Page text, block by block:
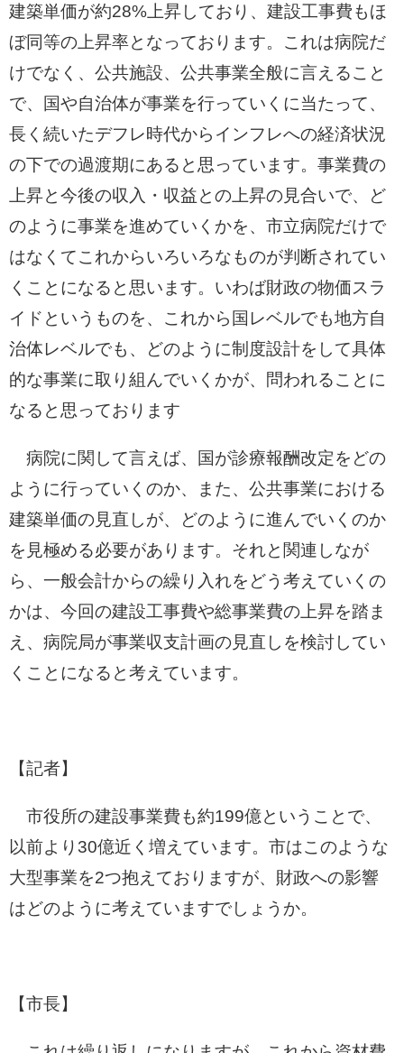
建築単価が約28%上昇しており、建設工事費もほ
ぼ同等の上昇率となっております。これは病院だ
けでなく、公共施設、公共事業全般に言えること
で、国や自治体が事業を行っていくに当たって、
長く続いたデフレ時代からインフレへの経済状況
の下での過渡期にあると思っています。事業費の
上昇と今後の収入・収益との上昇の見合いで、ど
のように事業を進めていくかを、市立病院だけで
はなくてこれからいろいろなものが判断されてい
くことになると思います。いわば財政の物価スラ
イドというものを、これから国レベルでも地方自
治体レベルでも、どのように制度設計をして具体
的な事業に取り組んでいくかが、問われることに
なると思っております
病院に関して言えば、国が診療報酬改定をどの
ように行っていくのか、また、公共事業における
建築単価の見直しが、どのように進んでいくのか
を見極める必要があります。それと関連しなが
ら、一般会計からの繰り入れをどう考えていくの
かは、今回の建設工事費や総事業費の上昇を踏ま
え、病院局が事業収支計画の見直しを検討してい
くことになると考えています。
【記者】
市役所の建設事業費も約199億ということで、
以前より30億近く増えています。市はこのような
大型事業を2つ抱えておりますが、財政への影響
はどのように考えていますでしょうか。
【市長】